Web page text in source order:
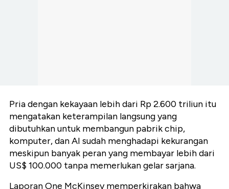
Pria dengan kekayaan lebih dari Rp 2.600 triliun itu
mengatakan keterampilan langsung yang
dibutuhkan untuk membangun pabrik chip,
komputer, dan AI sudah menghadapi kekurangan
meskipun banyak peran yang membayar lebih dari
US$ 100.000 tanpa memerlukan gelar sarjana.
Laporan One McKinsey memperkirakan bahwa